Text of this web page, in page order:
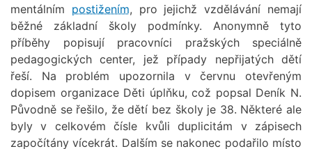
mentálním postižením, pro jejichž vzdělávání nemají
běžné základní školy podmínky. Anonymně tyto
příběhy popisují pracovníci pražských speciálně
pedagogických center, jež případy nepřijatých dětí
řeší. Na problém upozornila v červnu otevřeným
dopisem organizace Děti úplňku, což popsal Deník N.
Původně se řešilo, že dětí bez školy je 38. Některé ale
byly v celkovém čísle kvůli duplicitám v zápisech
započítány vícekrát. Dalším se nakonec podařilo místo